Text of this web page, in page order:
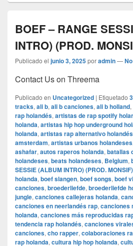
BOEF – RANGE
INTRO) (PROD.
Publicado el junio 3, 2025poradmin—
Contact Us on Threema
Publicado en Uncategorized | Etiquetado
tracks, ali b, ali b canciones, ali b holland,
rap holandés, artistas de rap spotify
holanda, artistas hip hop underground
holanda, artistas rap alternativo holandés
amsterdam, artistas urbanos holandeses
ashafar, autos raperos holanda, batallas
holandeses, beats holandeses, Belgium,
SESSIE (ALBUM INTRO) (PROD. MONSIF)
holanda, boef slangen, boef songs, boef
canciones, broederliefde, broederliefde
jungle, canciones callejeras holanda,
canciones en neerlandés rap, canciones
holanda, canciones más reproducidas
tendencia rap holandés, canciones
canciones, cho rapper, colaboraciones
rap holanda, cultura hip hop holanda,